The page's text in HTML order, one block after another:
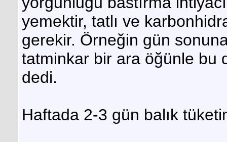
yemektir, tatlı ve
gerekir. Örneğin gün
tatminkar bir ara öğünle bu
dedi.
Haftada 2-3 gün balık